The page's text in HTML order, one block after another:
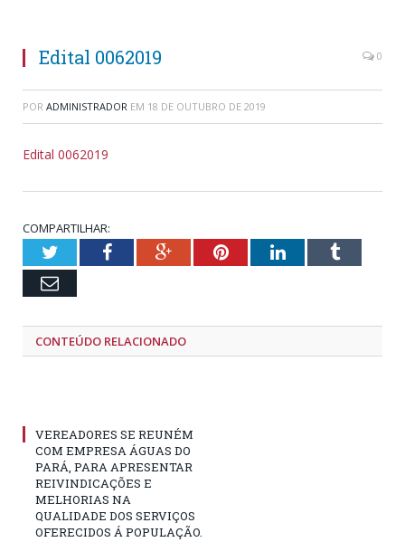
Edital 0062019 0
POR ADMINISTRADOR EM 18 DE OUTUBRO DE 2019
Edital 0062019
COMPARTILHAR:
TwitterFacebookGoogle+PinterestLinkedInTumblr
Email
CONTEÚDO RELACIONADO
VEREADORES SE REUNÉM
COM EMPRESA ÁGUAS DO
PARÁ, PARA APRESENTAR
REIVINDICAÇÕES E
MELHORIAS NA
QUALIDADE DOS SERVIÇOS
OFERECIDOS Á POPULAÇÃO.